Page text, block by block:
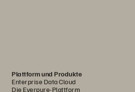
Plattform und Produkte
Enterprise Data Cloud
Die Everpure-Plattform